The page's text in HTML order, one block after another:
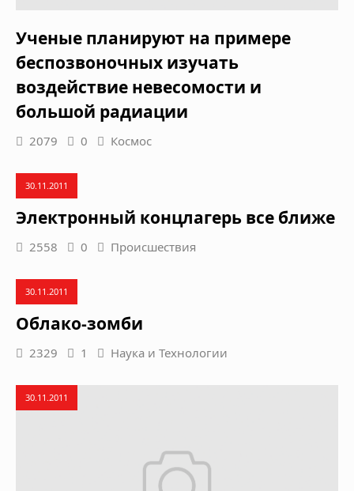
Ученые планируют на примере
беспозвоночных изучать
воздействие невесомости и
большой радиации
2079 0 Космос
30.11.2011
Электронный концлагерь все ближе
2558 0 Происшествия
30.11.2011
Облако-зомби
2329 1 Наука и Технологии
30.11.2011